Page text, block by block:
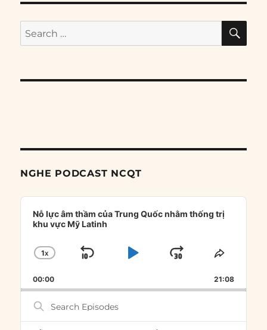
Search
for:
NGHE PODCAST NCQT
Audio
Player
Nỗ lực âm thầm của Trung Quốc nhằm thống trị
khu vực Mỹ Latinh
CHANGE
RATE
1X
SKIP
PLAYJUMP
FORWARD
SHARE
00:00 21:08
Search
Episodes